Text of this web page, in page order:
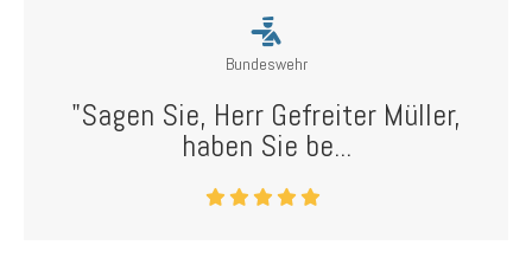
Bundeswehr
"Sagen Sie, Herr Gefreiter Müller,
haben Sie be...